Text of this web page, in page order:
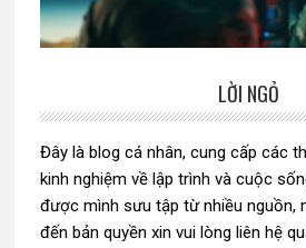
chính
LỜI NGỎ
Đây là blog cá nhân, cung cấp các
kinh nghiệm về lập trình và cuộc
được mình sưu tập từ nhiều nguồn,
đến bản quyền xin vui lòng liên hệ